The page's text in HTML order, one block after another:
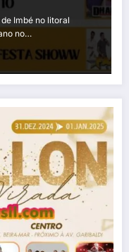
Imbé no litoral
no…